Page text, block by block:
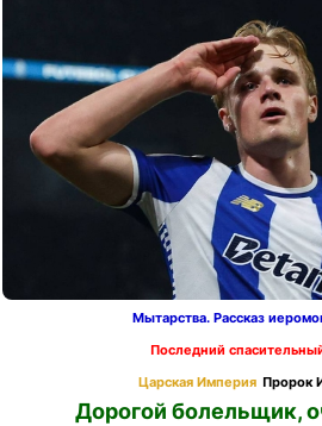
Мытарства. Рассказ
Последний
Царская Империя Пророк
Дорогой болельщик,